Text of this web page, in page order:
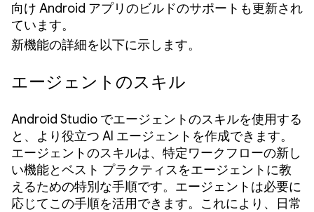
向け Android アプリのビルドのサポートも更新され
ています。
新機能の詳細を以下に示します。
エージェントのスキル
Android Studio でエージェントのスキルを使用する
と、より役立つ AI エージェントを作成できます。
エージェントのスキルは、特定ワークフローの新し
い機能とベスト プラクティスをエージェントに教
えるための特別な手順です。エージェントは必要に
応じてこの手順を活用できます。これにより、日常